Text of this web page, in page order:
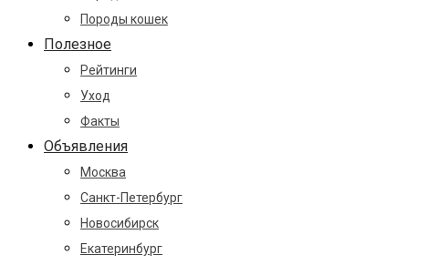
Породы кошек
Полезное
Рейтинги
Уход
Факты
Объявления
Москва
Санкт-Петербург
Новосибирск
Екатеринбург